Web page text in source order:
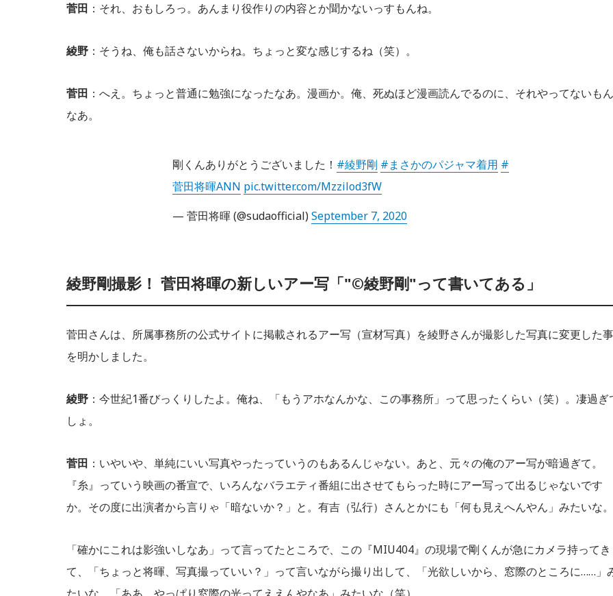
菅田 ：それ、おもしろっ。あんまり役作りの内容とか聞かないっすもんね。
綾野 ：そうね、俺も話さないからね。ちょっと変な感じするね（笑）。
菅田 ：へえ。ちょっと普通に勉強になったなあ。漫画か。俺、死ぬほど漫画読んでるのに、それやってないもん
なあ。
剛くんありがとうございました！ #綾野剛 #まさかのパジャマ着用 #
菅田将暉ANN pic.twitter.com/Mzzilod3fW
— 菅田将暉 (@sudaofficial)September 7, 2020
綾野剛撮影！ 菅田将暉の新しいアー写「"©綾野剛"って書いてある」
菅田さんは、所属事務所の公式サイトに掲載されるアー写（宣材写真）を綾野さんが撮影した写真に変更した事
を明かしました。
綾野 ：今世紀1番びっくりしたよ。俺ね、「もうアホなんかな、この事務所」って思ったくらい（笑）。凄過ぎ
しょ。
菅田 ：いやいや、単純にいい写真やったっていうのもあるんじゃない。あと、元々の俺のアー写が暗過ぎて。
『糸』っていう映画の番宣で、いろんなバラエティ番組に出させてもらった時にアー写って出るじゃないです
か。その度に出演者から言りゃ「暗ないか？」と。有吉（弘行）さんとかにも「何も見えへんやん」みたいな。
「確かにこれは影強いしなあ」って言ってたところで、この『MIU404』の現場で剛くんが急にカメラ持ってき
て、「ちょっと将暉、写真撮っていい？」って言いながら撮り出して、「光欲しいから、窓際のところに……」